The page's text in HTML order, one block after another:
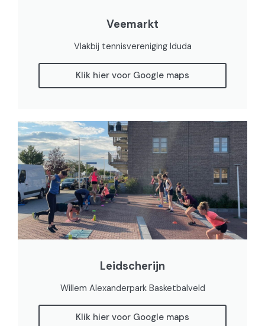
Veemarkt
Vlakbij tennisvereniging Iduda
Klik hier voor Google maps
Leidscherijn
Willem Alexanderpark Basketbalveld
Klik hier voor Google maps